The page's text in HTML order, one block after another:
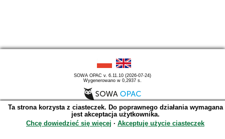
SOWA OPAC v. 6.11.10 (2026-07-24)
Wygenerowano w 0,2937 s.
Ta strona korzysta z ciasteczek. Do poprawnego działania wymagana
jest akceptacja użytkownika.
Chcę dowiedzieć się więcej ∙ Akceptuję użycie ciasteczek